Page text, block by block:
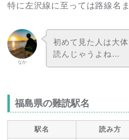
特に左沢線に至っては路線名
なか
初めて見た人は大
読んじゃうよね…
福島県の難読駅名
駅名 読み方